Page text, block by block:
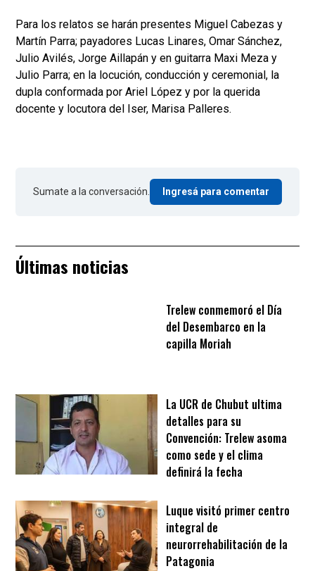
Para los relatos se harán presentes Miguel Cabezas y
Martín Parra; payadores Lucas Linares, Omar Sánchez,
Julio Avilés, Jorge Aillapán y en guitarra Maxi Meza y
Julio Parra; en la locución, conducción y ceremonial, la
dupla conformada por Ariel López y por la querida
docente y locutora del Iser, Marisa Palleres.
Sumate a la conversación. Ingresá para comentar
Últimas noticias
Trelew conmemoró el Día
del Desembarco en la
capilla Moriah
La UCR de Chubut ultima
detalles para su
Convención: Trelew asoma
como sede y el clima
definirá la fecha
Luque visitó primer centro
integral de
neurorrehabilitación de la
Patagonia